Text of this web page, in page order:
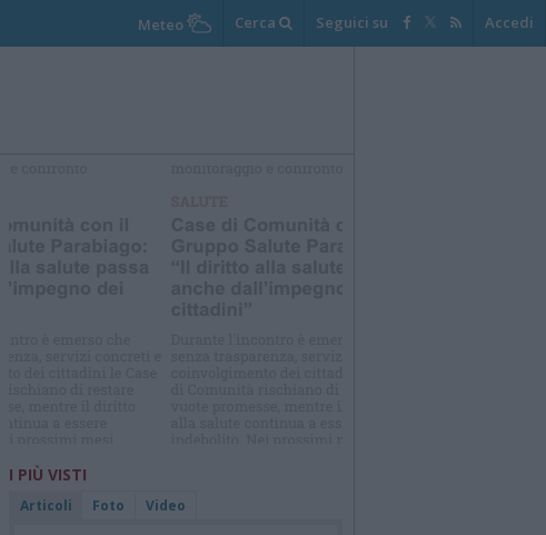
Meteo Cerca Seguici su Accedi
I PIÙ VISTI
Articoli Foto Video